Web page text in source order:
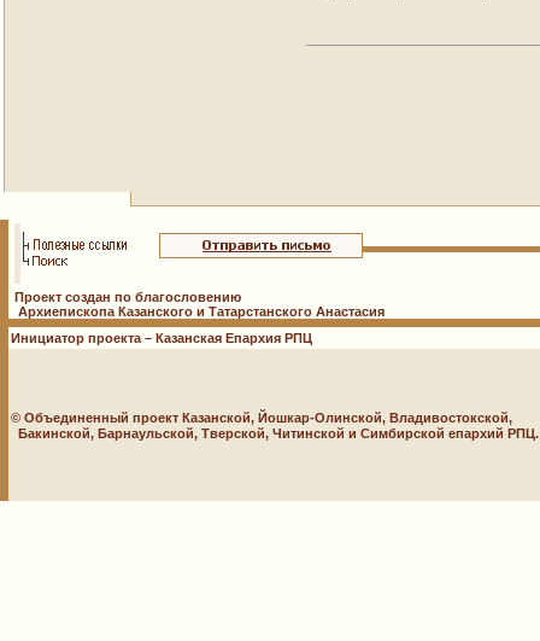
Проект создан по благословению
Архиепископа Казанского и Татарстанского Анастасия
Инициатор проекта – Казанская Епархия РПЦ
© Объединенный проект Казанской, Йошкар-Олинской, Владивостокской,
Бакинской, Барнаульской, Тверской, Читинской и Симбирской епархий РПЦ.